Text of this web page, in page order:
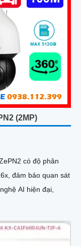
(2MP)
có độ phân
đảm bảo quan sát